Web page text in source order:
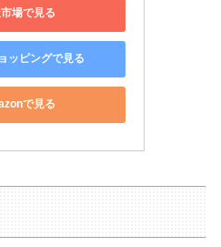
場で見る
ッピングで見る
で見る